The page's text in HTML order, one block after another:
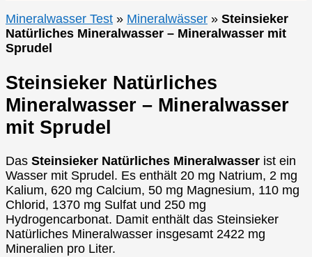
Mineralwasser Test » Mineralwässer » Steinsieker
Natürliches Mineralwasser – Mineralwasser mit
Sprudel
Steinsieker Natürliches
Mineralwasser – Mineralwasser
mit Sprudel
Das Steinsieker Natürliches Mineralwasser ist ein
Wasser mit Sprudel. Es enthält 20 mg Natrium, 2 mg
Kalium, 620 mg Calcium, 50 mg Magnesium, 110 mg
Chlorid, 1370 mg Sulfat und 250 mg
Hydrogencarbonat. Damit enthält das Steinsieker
Natürliches Mineralwasser insgesamt 2422 mg
Mineralien pro Liter.